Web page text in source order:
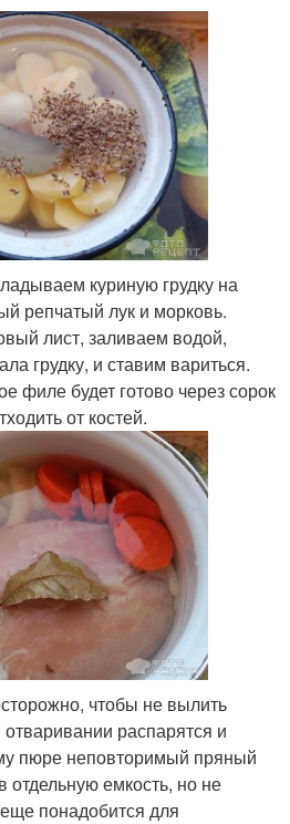
куриную грудку на
репчатый лук и морковь.
лист, заливаем водой,
грудку, и ставим вариться.
филе будет готово через сорок
от костей.
чтобы не вылить
распарятся и
пюре неповторимый пряный
емкость, но не
понадобится для